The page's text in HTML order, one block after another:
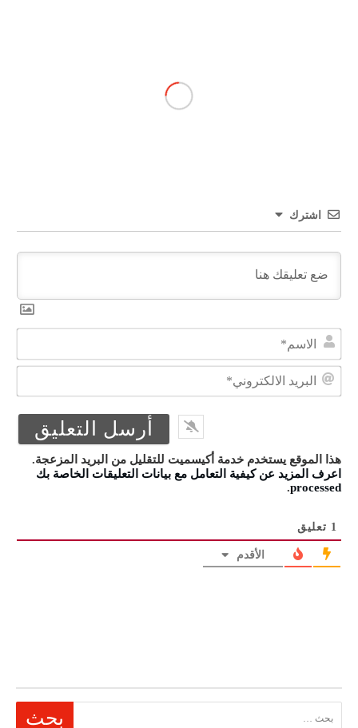
اشترك
هذا الموقع يستخدم خدمة أكيسميت للتقليل من البريد المزعجة.
اعرف المزيد عن كيفية التعامل مع بيانات التعليقات الخاصة بك
processed
.
1 تعليق
الأقدم
البحث عن: